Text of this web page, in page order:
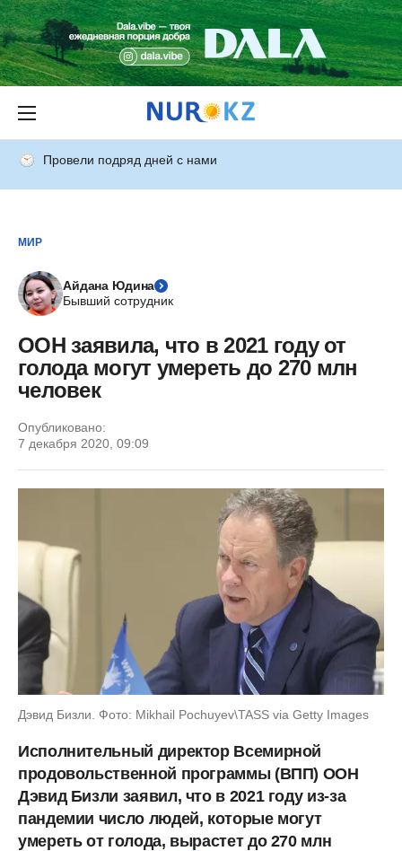
Провели подряд дней с нами
МИР
Айдана Юдина
Бывший сотрудник
ООН заявила, что в 2021 году от
голода могут умереть до 270 млн
человек
Опубликовано:
7 декабря 2020, 09:09
Дэвид Бизли. Фото: Mikhail Pochuyev\TASS via Getty Images
Исполнительный директор Всемирной
продовольственной программы (ВПП) ООН
Дэвид Бизли заявил, что в 2021 году из-за
пандемии число людей, которые могут
умереть от голода, вырастет до 270 млн